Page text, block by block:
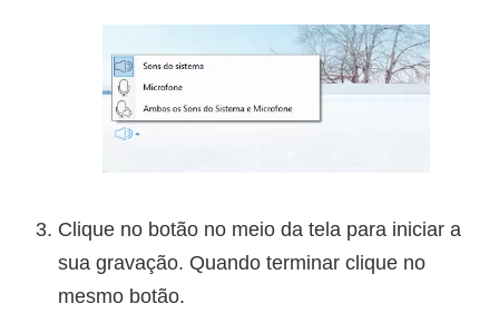
Clique no botão no meio da tela para iniciar a
sua gravação. Quando terminar clique no
mesmo botão.